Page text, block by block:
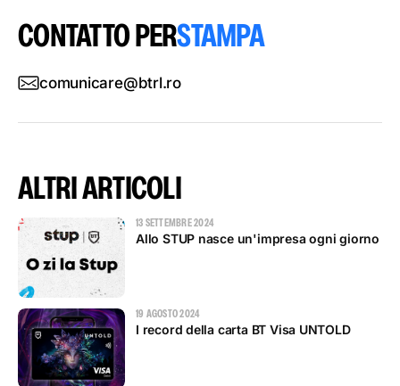
CONTATTO PERSTAMPA
comunicare@btrl.ro
ALTRI ARTICOLI
13 SETTEMBRE 2024
Allo STUP nasce un'impresa ogni giorno
19 AGOSTO 2024
I record della carta BT Visa UNTOLD